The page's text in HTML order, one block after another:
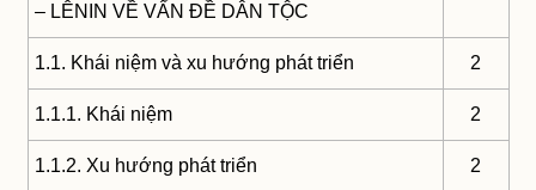
– LÊNIN VỀ VẤN ĐỀ DÂN TỘC
1.1. Khái niệm và xu hướng phát triển 2
1.1.1. Khái niệm 2
1.1.2. Xu hướng phát triển 2